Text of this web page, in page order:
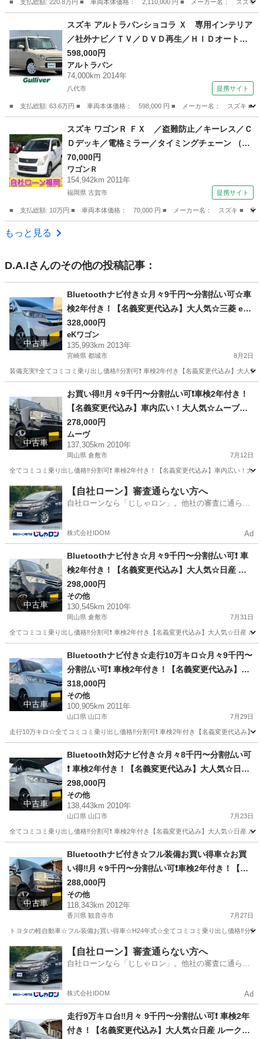
■ 支払総額: 220.8万円 ■ 車両本体価格： 2,110,000 円 ■ メーカー名： スズ
その他
スズキ アルトラパンショコラ Ｘ 専用インテリア
／社外ナビ／ＴＶ／ＤＶＤ再生／ＨＩＤオートラ
イト／ＥＴＣ／プッシュスタート／スマートキー
／アイドリングストップ／純正１４ＡＷ／禁煙車
（検9.8）
598,000円
アルトラパン
74,000km 2014年
八代市 提携サイト
■ 支払総額: 63.6万円 ■ 車両本体価格： 598,000 円 ■ メーカー名： スズキ ■ 車
アルトラパン
スズキ ワゴンＲ ＦＸ ／盗難防止／キーレス／Ｃ
Ｄデッキ／電格ミラー／タイミングチェーン （検
10.6）
70,000円
ワゴンＲ
154,942km 2011年
福岡県 古賀市 提携サイト
■ 支払総額: 10万円 ■ 車両本体価格： 70,000 円 ■ メーカー名： スズキ ■ 車
福岡 古賀市
もっと見る
D.A.Iさんのその他の投稿記事：
中古車
Bluetoothナビ付き☆月々9千円〜分割払い可☆車
検2年付き！【名義変更代込み】大人気☆三菱 ek
カスタム☆Bluetoothナビ付き☆走行中DVD見れ
ます☆便利なバックカメラ☆ドラレコ付き☆スマ
ートキー☆フルオートエアコン☆純正アルミ☆事
328,000円
eKワゴン
135,993km 2013年
宮崎県 都城市 8月2日
装備充実‼️全てコミコミ乗り出し価格‼️分割可❗️ 車検2年付き【名義変更代込み】大
eKワゴン
中古車
お買い得‼️月々9千円〜分割払い可❗️車検2年付き！
【名義変更代込み】車内広い！大人気☆ムーブコ
ンテカスタム☆ナビ付き☆走行中DVD見れます☆
フルオートエアコン☆ドライブレコーダー付きの
フル装備☆純正アルミ☆そのまま乗って帰れます‼️
278,000円
ムーヴ
137,305km 2010年
岡山県 倉敷市 7月12日
全てコミコミ乗り出し価格‼️分割可❗️ 車検2年付き！【名義変更代込み】車内広い！
岡山 倉敷市 ムーヴ お買い得
【自社ローン】審査通らない方へ
自社ローンなら「じしゃロン」。他社の審査に通らな
株式会社IDOM Ad
中古車
Bluetoothナビ付き☆月々9千円〜分割払い可❗️ 車
検2年付き！【名義変更代込み】大人気☆日産 ル
ークスハイウェイスター☆Bluetoothナビ付き☆
走行中DVD見れます☆ETC付き☆電動スライドド
ア☆ドラレコ付き☆スマートキー☆フルオートエ
298,000円
その他
130,545km 2010年
岡山県 倉敷市 7月31日
全てコミコミ乗り出し価格‼️分割可❗️ 車検2年付き【名義変更代込み】大人気☆日産
走行距離
中古車
Bluetoothナビ付き☆走行10万キロ☆月々9千円〜
分割払い可❗️ 車検2年付き！【名義変更代込み】大
人気☆日産 ルークスハイウェイスター☆Bluetoot
hナビ付き☆走行中DVD見れます☆電動スライドド
ア☆ドラレコ付き☆スマートキー☆フルオートエ
318,000円
その他
100,905km 2011年
山口県 山口市 7月29日
走行10万キロ☆全てコミコミ乗り出し価格‼️分割可❗️ 車検2年付き【名義変更代込み
走行距離
中古車
Bluetooth対応ナビ付き☆月々8千円〜分割払い可
❗️ 車検2年付き！【名義変更代込み】大人気☆日産
ルークスハイウェイスター☆Bluetooth対応ナビ
付き☆走行中DVD見れます☆ETC付き☆電動スラ
イドドア☆ドラレコ付き☆スマートキー☆フルオ
298,000円
その他
138,443km 2010年
山口県 山口市 7月23日
全てコミコミ乗り出し価格‼️分割可❗️ 車検2年付き【名義変更代込み】大人気☆日産
中古車
Bluetoothナビ付き☆フル装備お買い得車☆お買
い得‼️月々9千円〜分割払い可❗️車検2年付き！【名
義変更代込み】車内広い！大人気☆ピクシススペ
ース☆Bluetoothナビ付き☆走行中DVD見れます
☆ETC付き☆バックカメラ付き☆フルオートエア
288,000円
その他
118,343km 2012年
香川県 観音寺市 7月27日
トヨタの軽自動車☆フル装備お買い得車☆H24年式☆全てコミコミ乗り出し価格‼️分
香川 観音寺市 その他 お買い得
【自社ローン】審査通らない方へ
自社ローンなら「じしゃロン」。他社の審査に通らな
株式会社IDOM Ad
走行9万キロ台‼️月々 9千円〜分割払い可❗️ 車検2年
付き！【名義変更代込み】大人気☆日産 ルークス